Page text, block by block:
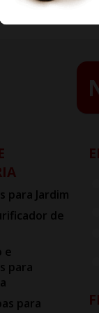
para Jardim
de
e
para
para